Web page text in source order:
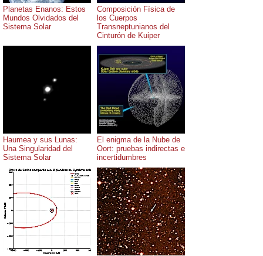
Planetas Enanos: Estos
Mundos Olvidados del
Sistema Solar
Composición Física de
los Cuerpos
Transneptunianos del
Cinturón de Kuiper
Haumea y sus Lunas:
Una Singularidad del
Sistema Solar
El enigma de la Nube de
Oort: pruebas indirectas e
incertidumbres